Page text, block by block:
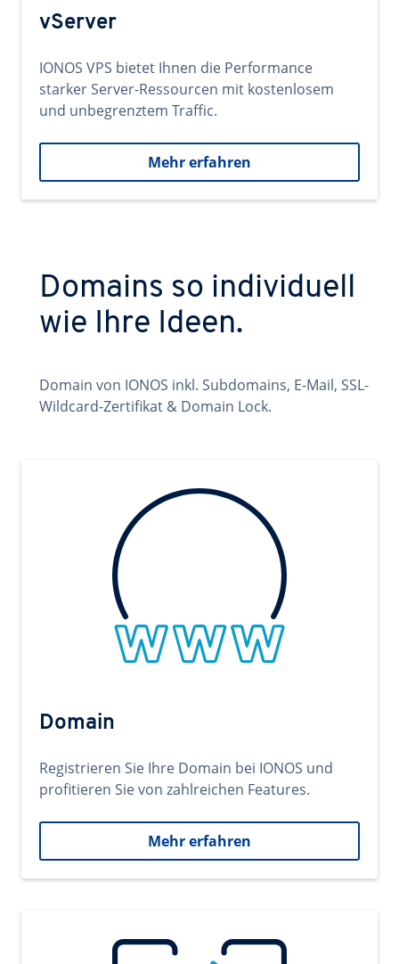
vServer
IONOS VPS bietet Ihnen die Performance
starker Server-Ressourcen mit kostenlosem
und unbegrenztem Traffic.
Mehr erfahren
Domains so individuell
wie Ihre Ideen.
Domain von IONOS inkl. Subdomains, E-Mail, SSL-
Wildcard-Zertifikat & Domain Lock.
Domain
Registrieren Sie Ihre Domain bei IONOS und
profitieren Sie von zahlreichen Features.
Mehr erfahren